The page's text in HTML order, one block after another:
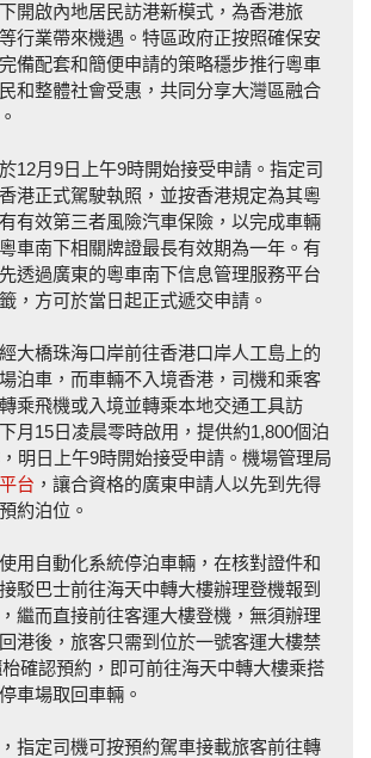
開啟內地居民訪港新模式，為香港旅
行業帶來機遇。特區政府正按照確保安
備配套和簡便申請的策略穩步推行粵車
和整體社會受惠，共同分享大灣區融合
12月9日上午9時開始接受申請。指定司
港正式駕駛執照，並按香港規定為其粵
有效第三者風險汽車保險，以完成車輛
車南下相關牌證最長有效期為一年。有
透過廣東的粵車南下信息管理服務平台
，方可於當日起正式遞交申請。
大橋珠海口岸前往香港口岸人工島上的
泊車，而車輛不入境香港，司機和乘客
乘飛機或入境並轉乘本地交通工具訪
月15日凌晨零時啟用，提供約1,800個泊
明日上午9時開始接受申請。機場管理局
台 ，讓合資格的廣東申請人以先到先得
約泊位。
用自動化系統停泊車輛，在核對證件和
駁巴士前往海天中轉大樓辦理登機報到
繼而直接前往客運大樓登機，無須辦理
港後，旅客只需到位於一號客運大樓禁
確認預約，即可前往海天中轉大樓乘搭
車場取回車輛。
指定司機可按預約駕車接載旅客前往轉